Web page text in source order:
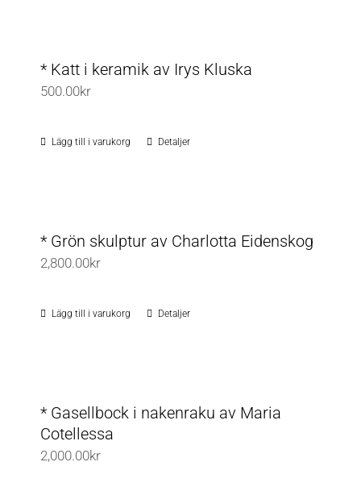
flera
produktsidan
* Katt i keramik av Irys Kluska
500.00kr
Lägg till i varukorg Detaljer
* Grön skulptur av Charlotta Eidenskog
2,800.00kr
Lägg till i varukorg Detaljer
* Gasellbock i nakenraku av Maria
Cotellessa
2,000.00kr